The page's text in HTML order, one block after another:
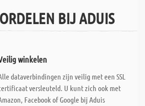
BIJ ADUIS
winkelen
dataverbindingen zijn veilig met een SSL
versleuteld. U kunt zich ook met
Facebook of Google bij Aduis